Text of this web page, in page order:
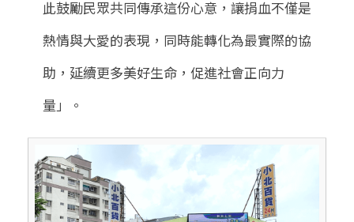
此鼓勵民眾共同傳承這份心意，讓捐血不僅是
熱情與大愛的表現，同時能轉化為最實際的協
助，延續更多美好生命，促進社會正向力
量」。